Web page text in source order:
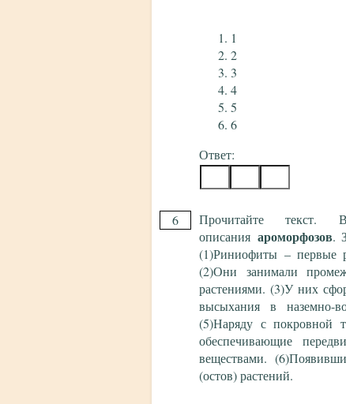
1
2
3
4
5
6
Ответ:
6
Прочитайте
описания ароморфозов.
(1)Риниофиты – первые
(2)Они занимали
растениями. (3)У них
высыхания в наземно-
(5)Наряду с покровной
обеспечивающие
веществами.
(остов) растений.